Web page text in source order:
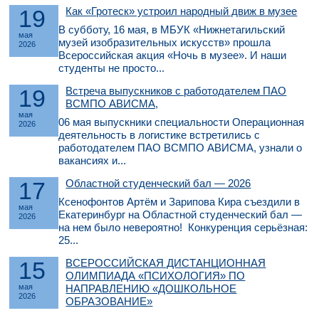
19
мая
2026
Как «Гротеск» устроил народный движ в музее
В субботу, 16 мая, в МБУК «Нижнетагильский
музей изобразительных искусств» прошла
Всероссийская акция «Ночь в музее». И наши
студенты не просто...
19
мая
2026
Встреча выпускников с работодателем ПАО
ВСМПО АВИСМА,
06 мая выпускники специальности Операционная
деятельность в логистике встретились с
работодателем ПАО ВСМПО АВИСМА, узнали о
вакансиях и...
17
мая
2026
Областной студенческий бал — 2026
Ксенофонтов Артём и Зарипова Кира съездили в
Екатеринбург на Областной студенческий бал —
на нем было невероятно! Конкуренция серьёзная:
25...
15
мая
2026
ВСЕРОССИЙСКАЯ ДИСТАНЦИОННАЯ
ОЛИМПИАДА «ПСИХОЛОГИЯ» ПО
НАПРАВЛЕНИЮ «ДОШКОЛЬНОЕ
ОБРАЗОВАНИЕ»